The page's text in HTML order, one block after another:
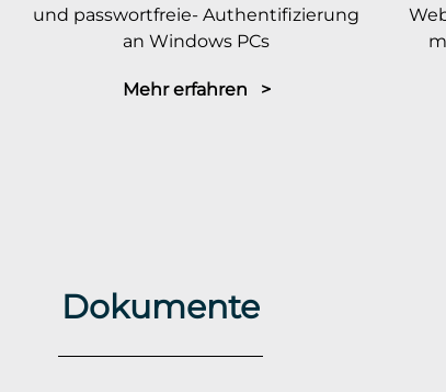
und passwortfreie- Authentifizierung
an Windows PCs
Mehr erfahren >
Dokumente